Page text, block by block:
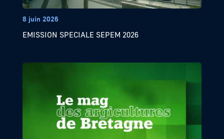
8 juin 2026
EMISSION SPECIALE SEPEM 2026